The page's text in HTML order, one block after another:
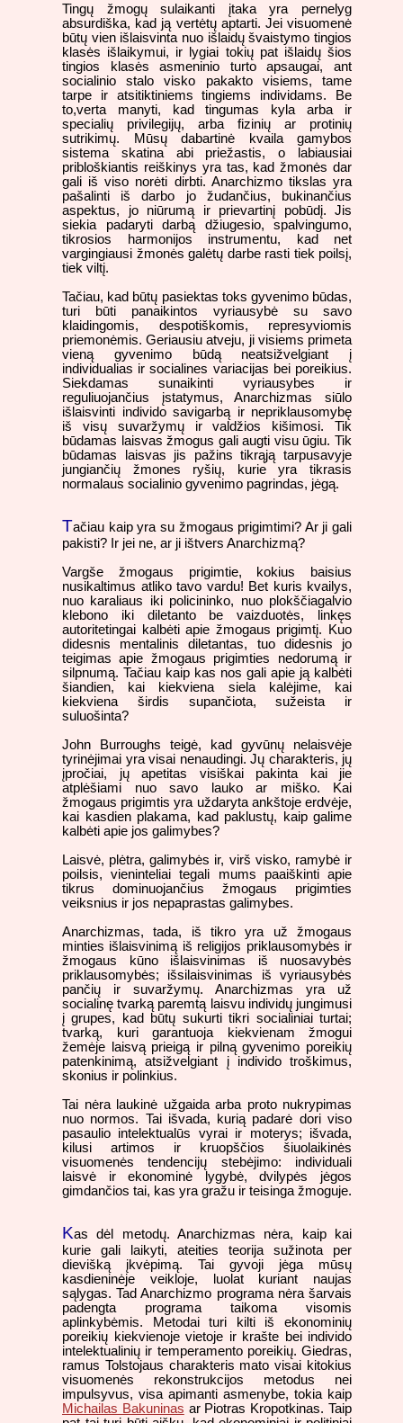
Tingų žmogų sulaikanti įtaka yra pernelyg
absurdiška, kad ją vertėtų aptarti. Jei visuomenė
būtų vien išlaisvinta nuo išlaidų švaistymo tingios
klasės išlaikymui, ir lygiai tokių pat išlaidų šios
tingios klasės asmeninio turto apsaugai, ant
socialinio stalo visko pakakto visiems, tame
tarpe ir atsitiktiniems tingiems individams. Be
to,verta manyti, kad tingumas kyla arba ir
specialių privilegijų, arba fizinių ar protinių
sutrikimų. Mūsų dabartinė kvaila gamybos
sistema skatina abi priežastis, o labiausiai
pribloškiantis reiškinys yra tas, kad žmonės dar
gali iš viso norėti dirbti. Anarchizmo tikslas yra
pašalinti iš darbo jo žudančius, bukinančius
aspektus, jo niūrumą ir prievartinį pobūdį. Jis
siekia padaryti darbą džiugesio, spalvingumo,
tikrosios harmonijos instrumentu, kad net
vargingiausi žmonės galėtų darbe rasti tiek poilsį,
tiek viltį.
Tačiau, kad būtų pasiektas toks gyvenimo būdas,
turi būti panaikintos vyriausybė su savo
klaidingomis, despotiškomis, represyviomis
priemonėmis. Geriausiu atveju, ji visiems primeta
vieną gyvenimo būdą neatsižvelgiant į
individualias ir socialines variacijas bei poreikius.
Siekdamas sunaikinti vyriausybes ir
reguliuojančius įstatymus, Anarchizmas siūlo
išlaisvinti individo savigarbą ir nepriklausomybę
iš visų suvaržymų ir valdžios kišimosi. Tik
būdamas laisvas žmogus gali augti visu ūgiu. Tik
būdamas laisvas jis pažins tikrąją tarpusavyje
jungiančių žmones ryšių, kurie yra tikrasis
normalaus socialinio gyvenimo pagrindas, jėgą.
Tačiau kaip yra su žmogaus prigimtimi? Ar ji gali
pakisti? Ir jei ne, ar ji ištvers Anarchizmą?
Vargše žmogaus prigimtie, kokius baisius
nusikaltimus atliko tavo vardu! Bet kuris kvailys,
nuo karaliaus iki policininko, nuo plokščiagalvio
klebono iki diletanto be vaizduotės, linkęs
autoritetingai kalbėti apie žmogaus prigimtį. Kuo
didesnis mentalinis diletantas, tuo didesnis jo
teigimas apie žmogaus prigimties nedorumą ir
silpnumą. Tačiau kaip kas nos gali apie ją kalbėti
šiandien, kai kiekviena siela kalėjime, kai
kiekviena širdis supančiota, sužeista ir
suluošinta?
John Burroughs teigė, kad gyvūnų nelaisvėje
tyrinėjimai yra visai nenaudingi. Jų charakteris, jų
įpročiai, jų apetitas visiškai pakinta kai jie
atplėšiami nuo savo lauko ar miško. Kai
žmogaus prigimtis yra uždaryta ankštoje erdvėje,
kai kasdien plakama, kad paklustų, kaip galime
kalbėti apie jos galimybes?
Laisvė, plėtra, galimybės ir, virš visko, ramybė ir
poilsis, vieninteliai tegali mums paaiškinti apie
tikrus dominuojančius žmogaus prigimties
veiksnius ir jos nepaprastas galimybes.
Anarchizmas, tada, iš tikro yra už žmogaus
minties išlaisvinimą iš religijos priklausomybės ir
žmogaus kūno išlaisvinimas iš nuosavybės
priklausomybės; išsilaisvinimas iš vyriausybės
pančių ir suvaržymų. Anarchizmas yra už
socialinę tvarką paremtą laisvu individų jungimusi
į grupes, kad būtų sukurti tikri socialiniai turtai;
tvarką, kuri garantuoja kiekvienam žmogui
žemėje laisvą prieigą ir pilną gyvenimo poreikių
patenkinimą, atsižvelgiant į individo troškimus,
skonius ir polinkius.
Tai nėra laukinė užgaida arba proto nukrypimas
nuo normos. Tai išvada, kurią padarė dori viso
pasaulio intelektualūs vyrai ir moterys; išvada,
kilusi artimos ir kruopščios šiuolaikinės
visuomenės tendencijų stebėjimo: individuali
laisvė ir ekonominė lygybė, dvilypės jėgos
gimdančios tai, kas yra gražu ir teisinga žmoguje.
Kas dėl metodų. Anarchizmas nėra, kaip kai
kurie gali laikyti, ateities teorija sužinota per
dievišką įkvėpimą. Tai gyvoji jėga mūsų
kasdieninėje veikloje, luolat kuriant naujas
sąlygas. Tad Anarchizmo programa nėra šarvais
padengta programa taikoma visomis
aplinkybėmis. Metodai turi kilti iš ekonominių
poreikių kiekvienoje vietoje ir krašte bei individo
intelektualinių ir temperamento poreikių. Giedras,
ramus Tolstojaus charakteris mato visai kitokius
visuomenės rekonstrukcijos metodus nei
impulsyvus, visa apimanti asmenybe, tokia kaip
Michailas Bakuninas ar Piotras Kropotkinas. Taip